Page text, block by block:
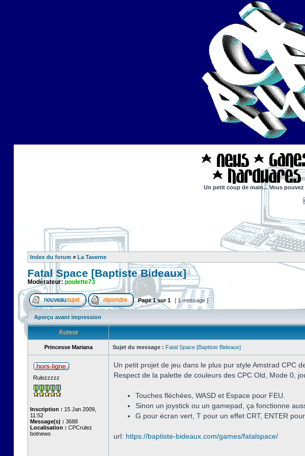
Un petit coup de main... Vous
Index du forum » La Taverne
Fatal Space [Baptiste Bideaux]
Modérateur: poulette73
Page1sur1 [ 1 message ]
Aperçu avant impression
Auteur
Princesse Mariana Sujet du message : Fatal Space [Baptiste Bideaux]
Rulezzzzz
Inscription : 15 Jan 2009,
11:52
Message(s) : 3688
Localisation : CPCrulez
botnews
Un petit projet de jeu dans le plus pur style Amstrad CPC
Respect de la palette de couleurs des CPC Old, Mode 0,
Touches fléchées, WASD et Espace pour FEU.
Sinon un joystick ou un gamepad, ça fonctionne
G pour écran vert, T pour un effet CRT, ENTER
url: https://baptiste-bideaux.com/games/fatalspace/